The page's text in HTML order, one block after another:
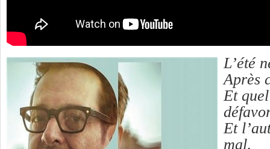
L’été
Après
Et
Et
mal,